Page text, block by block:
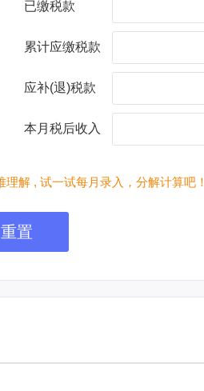
已缴税款
累计应缴税款
应补(退)税款
本月税后收入
解 , 试一试每月录入，分解计算吧！
重置